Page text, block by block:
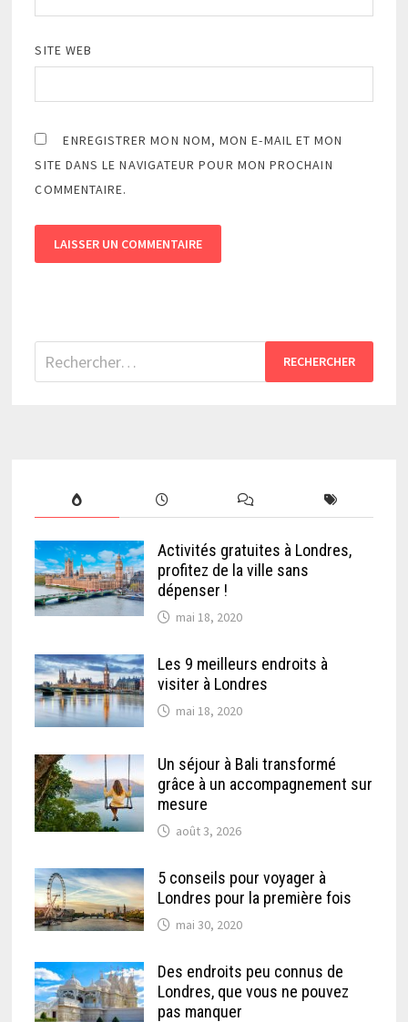
SITE WEB
ENREGISTRER MON NOM, MON E-MAIL ET MON
SITE DANS LE NAVIGATEUR POUR MON PROCHAIN
COMMENTAIRE.
Rechercher :
Activités gratuites à Londres,
profitez de la ville sans
dépenser !
mai 18, 2020
Les 9 meilleurs endroits à
visiter à Londres
mai 18, 2020
Un séjour à Bali transformé
grâce à un accompagnement sur
mesure
août 3, 2026
5 conseils pour voyager à
Londres pour la première fois
mai 30, 2020
Des endroits peu connus de
Londres, que vous ne pouvez
pas manquer